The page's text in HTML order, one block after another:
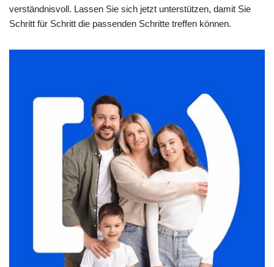
verständnisvoll. Lassen Sie sich jetzt unterstützen, damit Sie
Schritt für Schritt die passenden Schritte treffen können.